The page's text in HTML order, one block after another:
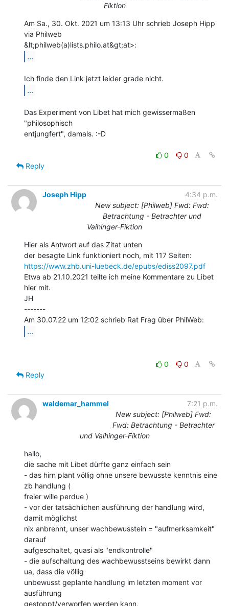
Fiktion
Am Sa., 30. Okt. 2021 um 13:13 Uhr schrieb Joseph Hipp
via Philweb
...
...
Das Experiment von Libet hat mich gewissermaßen
"philosophisch
entjungfert", damals. :-D
0
0
Reply
Joseph Hipp
4:34 p.m.
New subject: [Philweb] Fwd: Fwd:
Betrachtung - Betrachter und
Vaihinger-Fiktion
Hier als Antwort auf das Zitat unten
https://www.zhb.uni-luebeck.de/epubs/ediss2097.pdf
Etwa ab 21.10.2021 teilte ich meine Kommentare zu Libet
hier mit.
JH
-------
...
0
0
Reply
waldemar_hammel
7:21 p.m.
New subject: [Philweb] Fwd:
Fwd: Betrachtung - Betrachter
und Vaihinger-Fiktion
hallo,
die sache mit Libet dürfte ganz einfach sein
- das hirn plant völlig ohne unsere bewusste kenntnis eine
zb handlung (
freier wille perdue )
- vor der tatsächlichen ausführung der handlung wird,
damit möglichst
nix anbrennt, unser wachbewusstein = "aufmerksamkeit"
darauf
aufgeschaltet, quasi als "endkontrolle"
- die aufschaltung des wachbewusstseins bewirkt dann
ua, dass die völlig
unbewusst geplante handlung im letzten moment vor
ausführung
gestoppt/verworfen werden kann,